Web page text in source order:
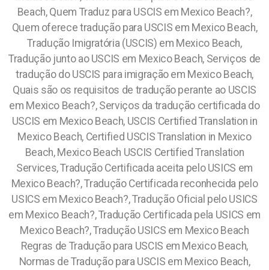
Beach, Quem Traduz para USCIS em Mexico Beach?,
Quem oferece tradução para USCIS em Mexico Beach,
Tradução Imigratória (USCIS) em Mexico Beach,
Tradução junto ao USCIS em Mexico Beach, Serviços de
tradução do USCIS para imigração em Mexico Beach,
Quais são os requisitos de tradução perante ao USCIS
em Mexico Beach?, Serviços da tradução certificada do
USCIS em Mexico Beach, USCIS Certified Translation in
Mexico Beach, Certified USCIS Translation in Mexico
Beach, Mexico Beach USCIS Certified Translation
Services, Tradução Certificada aceita pelo USICS em
Mexico Beach?, Tradução Certificada reconhecida pelo
USICS em Mexico Beach?, Tradução Oficial pelo USICS
em Mexico Beach?, Tradução Certificada pela USICS em
Mexico Beach?, Tradução USICS em Mexico Beach
Regras de Tradução para USCIS em Mexico Beach,
Normas de Tradução para USCIS em Mexico Beach,